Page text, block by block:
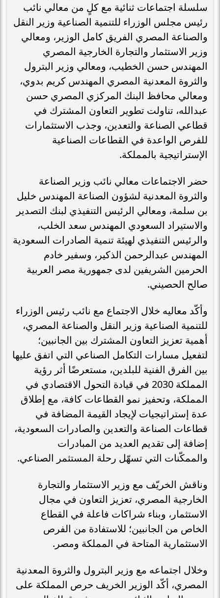
سلسلة اجتماعات ثنائية مع كلٍ من معالي نائب
رئيس مجلس الوزراء للتنمية الصناعية وزير النقل
والصناعة المصري الفريق كامل الوزير، ومعالي
وزير الاستثمار والتجارة الخارجية المصري
المهندس حسن الخطيب، ومعالي وزير البترول
والثروة المعدنية المصري المهندس كريم بدوي،
ومعالي محافظ البنك المركزي المصري حسن
عبدالله، تناولت تطوير التعاون المشترك في
قطاعي الصناعة والتعدين، وجذب الاستثمارات
للفرص الواعدة في القطاعات الصناعية
الإستراتيجية بالمملكة.
حضر الاجتماعات معالي نائب وزير الصناعة
والثروة المعدنية لشؤون الصناعة المهندس خليل
بن سلمة، ومعالي الرئيس التنفيذي لبنك التصدير
والاستيراد السعودي المهندس سعد الخلب،
والرئيس التنفيذي لهيئة تنمية الصادرات السعودية
المهندس عبدالرحمن الذكير، وسفير خادم
الحرمين الشريفين لدى جمهورية مصر العربية
صالح الحصيني.
وأكّد معاليه خلال الاجتماع مع نائب رئيس الوزراء
للتنمية الصناعية وزير النقل والصناعة المصري،
أهمية تعزيز التعاون المشترك بين الجانبين؛
لتفعيل مسارات التكامل الصناعي التي اتفق عليها
بين الفرق الفنية للبلدين، مستعرضًا أثر رؤية
المملكة 2030 في قيادة التحول الاقتصادي في
المملكة، وتحفيز نمو القطاعات كافة، مع إطلاق
عدة إستراتيجيات لإيجاد القيمة المضافة في
قطاعات الصناعة والتعدين والصادرات السعودية،
إضافة إلى تقديم العديد من المبادرات
والممكّنات التي تسهّل رحلة المستثمر الصناعي.
وناقش الخريّف مع وزير الاستثمار والتجارة
الخارجية المصري، تعزيز التعاون في مجال
الاستثمار، وبناء شراكات فاعلة في القطاع
الخاص من الجانبين؛ للاستفادة من الفرص
الاستثمارية المتاحة في المملكة ومصر.
وخلال اجتماعه مع وزير البترول والثروة المعدنية
المصري، أكّد الوزير الخريف حرص المملكة على